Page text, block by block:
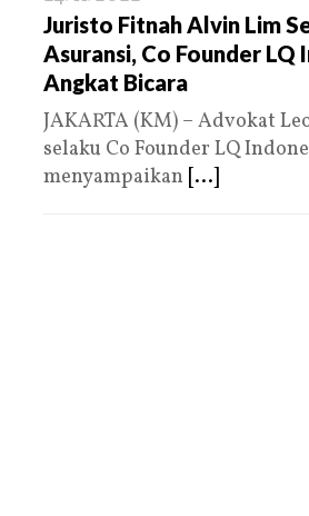
Juristo Fitnah Alvin Lim
Asuransi, Co Founder LQ
Angkat Bicara
JAKARTA (KM) – Advokat
selaku Co Founder LQ
menyampaikan [...]